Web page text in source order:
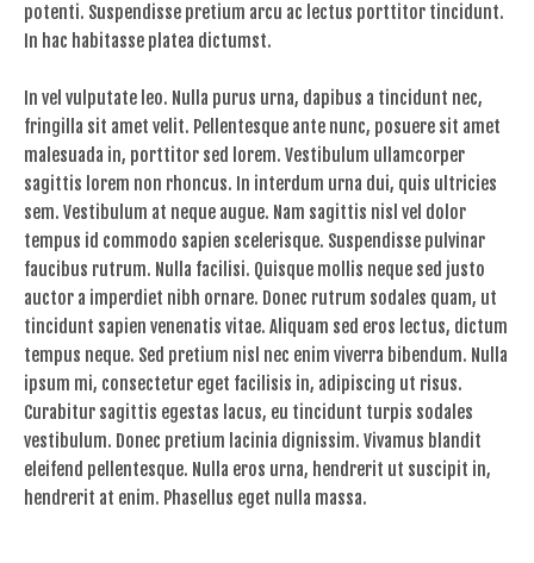
potenti. Suspendisse pretium arcu ac lectus porttitor tincidunt.
In hac habitasse platea dictumst.
In vel vulputate leo. Nulla purus urna, dapibus a tincidunt nec,
fringilla sit amet velit. Pellentesque ante nunc, posuere sit amet
malesuada in, porttitor sed lorem. Vestibulum ullamcorper
sagittis lorem non rhoncus. In interdum urna dui, quis ultricies
sem. Vestibulum at neque augue. Nam sagittis nisl vel dolor
tempus id commodo sapien scelerisque. Suspendisse pulvinar
faucibus rutrum. Nulla facilisi. Quisque mollis neque sed justo
auctor a imperdiet nibh ornare. Donec rutrum sodales quam, ut
tincidunt sapien venenatis vitae. Aliquam sed eros lectus, dictum
tempus neque. Sed pretium nisl nec enim viverra bibendum. Nulla
ipsum mi, consectetur eget facilisis in, adipiscing ut risus.
Curabitur sagittis egestas lacus, eu tincidunt turpis sodales
vestibulum. Donec pretium lacinia dignissim. Vivamus blandit
eleifend pellentesque. Nulla eros urna, hendrerit ut suscipit in,
hendrerit at enim. Phasellus eget nulla massa.